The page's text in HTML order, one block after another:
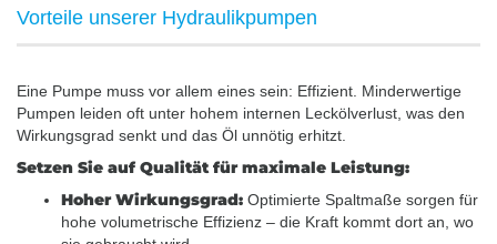
Vorteile unserer Hydraulikpumpen
Eine Pumpe muss vor allem eines sein: Effizient. Minderwertige
Pumpen leiden oft unter hohem internen Leckölverlust, was den
Wirkungsgrad senkt und das Öl unnötig erhitzt.
Setzen Sie auf Qualität für maximale Leistung:
Hoher Wirkungsgrad: Optimierte Spaltmaße sorgen für
hohe volumetrische Effizienz – die Kraft kommt dort an, wo